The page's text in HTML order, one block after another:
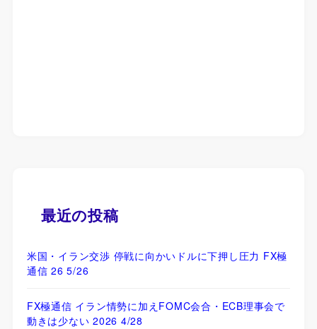
最近の投稿
米国・イラン交渉 停戦に向かいドルに下押し圧力 FX極
通信 26 5/26
FX極通信 イラン情勢に加えFOMC会合・ECB理事会で
動きは少ない 2026 4/28